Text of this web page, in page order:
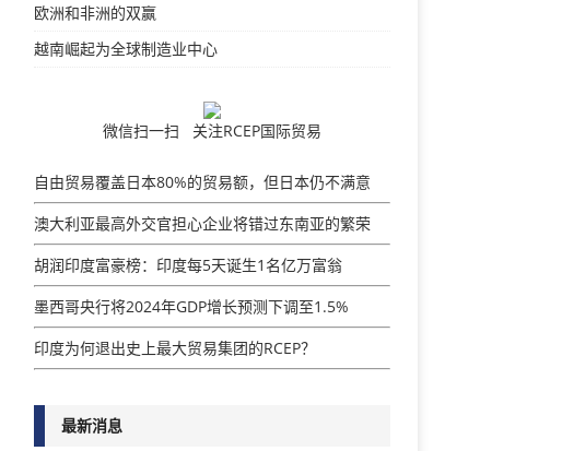
欧洲和非洲的双赢
越南崛起为全球制造业中心
微信扫一扫 关注RCEP国际贸易
自由贸易覆盖日本80%的贸易额，但日本仍不满意
澳大利亚最高外交官担心企业将错过东南亚的繁荣
胡润印度富豪榜：印度每5天诞生1名亿万富翁
墨西哥央行将2024年GDP增​​长预测下调至1.5%
印度为何退出史上最大贸易集团的RCEP？
最新消息